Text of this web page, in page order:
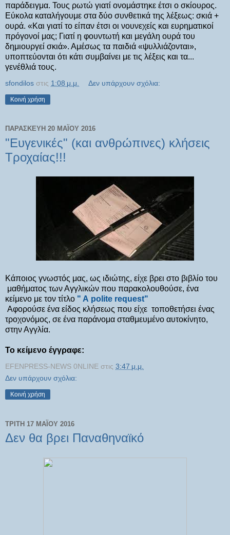
παράδειγμα. Τους ρωτώ γιατί ονομάστηκε έτσι ο σκίουρος.
Εύκολα καταλήγουμε στα δύο συνθετικά της λέξεως: σκιά +
ουρά. «Και γιατί το είπαν έτσι οι νουνεχείς και ευρηματικοί
πρόγονοί μας; Γιατί η φουντωτή και μεγάλη ουρά του
δημιουργεί σκιά». Αμέσως τα παιδιά «ψυλλιάζονται»,
υποπτεύονται ότι κάτι συμβαίνει με τις λέξεις και τα...
γενέθλιά τους.
sfondilos στις 1:08 μ.μ. Δεν υπάρχουν σχόλια:
Κοινή χρήση
ΠΑΡΑΣΚΕΥΉ 20 ΜΑΪ́ΟΥ 2016
"Ευγενικές" (και ανθρώπινες) κλήσεις
Τροχαίας!!!
Κάποιος γνωστός μας, ως ιδιώτης, είχε βρει στο βιβλίο του
μαθήματος των Αγγλικών που παρακολουθούσε, ένα
κείμενο με τον τίτλο " Α polite request"
Αφορούσε ένα είδος κλήσεως που είχε τοποθετήσει ένας
τροχονόμος, σε ένα παράνομα σταθμευμένο αυτοκίνητο,
στην Αγγλία.
Το κείμενο έγγραφε:
EFENPRESS-NEWS 0NLINE στις 3:47 μ.μ.
Δεν υπάρχουν σχόλια:
Κοινή χρήση
ΤΡΊΤΗ 17 ΜΑΪ́ΟΥ 2016
Δεν θα βρει Παναθηναϊκό